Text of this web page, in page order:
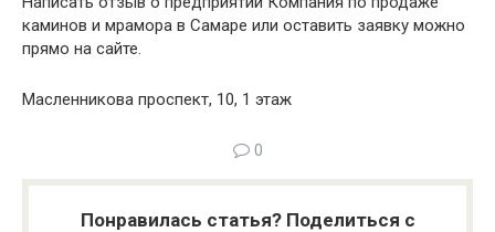
каминов и мрамора в Самаре или оставить заявку можно
прямо на сайте.
Масленникова проспект, 10, 1 этаж
0
Понравилась статья? Поделиться с